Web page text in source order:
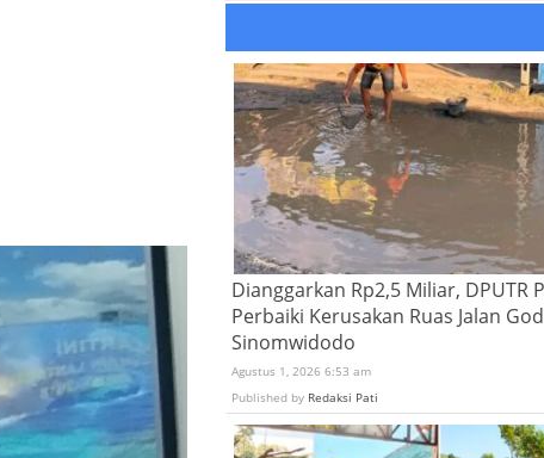
Dianggarkan Rp2,5 Miliar, DPUTR
Perbaiki Kerusakan Ruas Jalan
Sinomwidodo
Agustus 1, 2026 6:53 am
Published by Redaksi Pati